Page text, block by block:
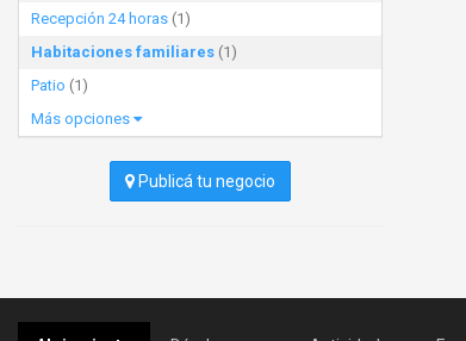
Recepción 24 horas (1)
Habitaciones familiares (1)
Patio (1)
Más opciones
Publicá tu negocio